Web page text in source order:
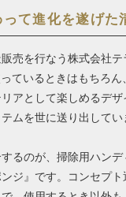
て進化を遂げた
売を行なう株式会社
ているときはもちろん
アとして楽しめるデザ
ムを世に送り出してい
るのが、掃除用ハン
ジ』です。コンセプト